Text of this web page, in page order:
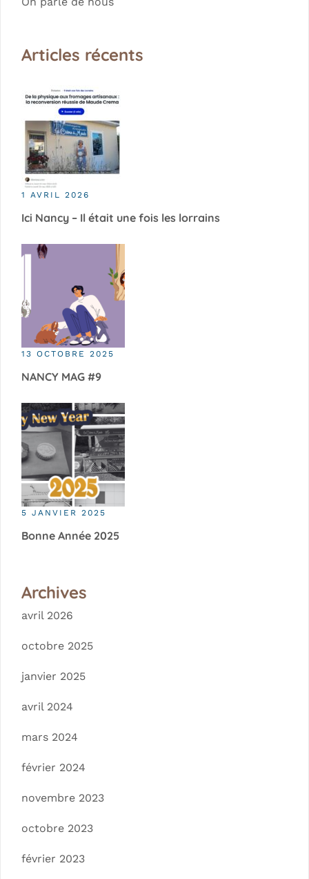
Articles récents
1 AVRIL 2026
Ici Nancy – Il était une fois les lorrains
13 OCTOBRE 2025
NANCY MAG #9
5 JANVIER 2025
Bonne Année 2025
Archives
avril 2026
octobre 2025
janvier 2025
avril 2024
mars 2024
février 2024
novembre 2023
octobre 2023
février 2023